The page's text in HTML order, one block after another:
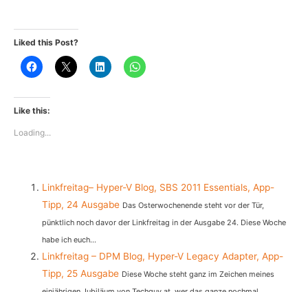
Liked this Post?
Like this:
Loading...
Linkfreitag– Hyper-V Blog, SBS 2011 Essentials, App-
Tipp, 24 Ausgabe Das Osterwochenende steht vor der Tür,
pünktlich noch davor der Linkfreitag in der Ausgabe 24. Diese Woche
habe ich euch...
Linkfreitag – DPM Blog, Hyper-V Legacy Adapter, App-
Tipp, 25 Ausgabe Diese Woche steht ganz im Zeichen meines